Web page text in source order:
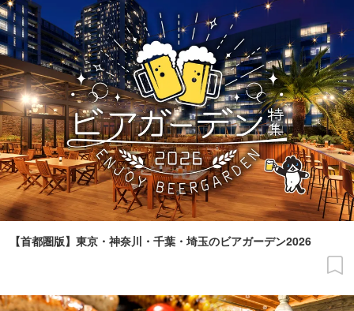
【首都圏版】東京・神奈川・千葉・埼玉のビアガーデン2026